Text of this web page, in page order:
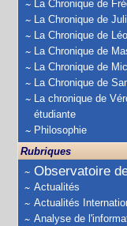
La Chronique de
La Chronique de
La Chronique de
La Chronique de
La Chronique de
La Chronique de
La chronique de
étudiante
Philosophie
Rubriques
Observatoire
Actualités
Actualités
Analyse de